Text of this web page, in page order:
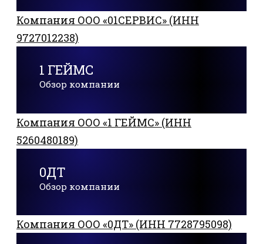
Компания ООО «01СЕРВИС» (ИНН
9727012238)
1 ГЕЙМС
Обзор компании
Компания ООО «1 ГЕЙМС» (ИНН
5260480189)
0ДТ
Обзор компании
Компания ООО «0ДТ» (ИНН 7728795098)